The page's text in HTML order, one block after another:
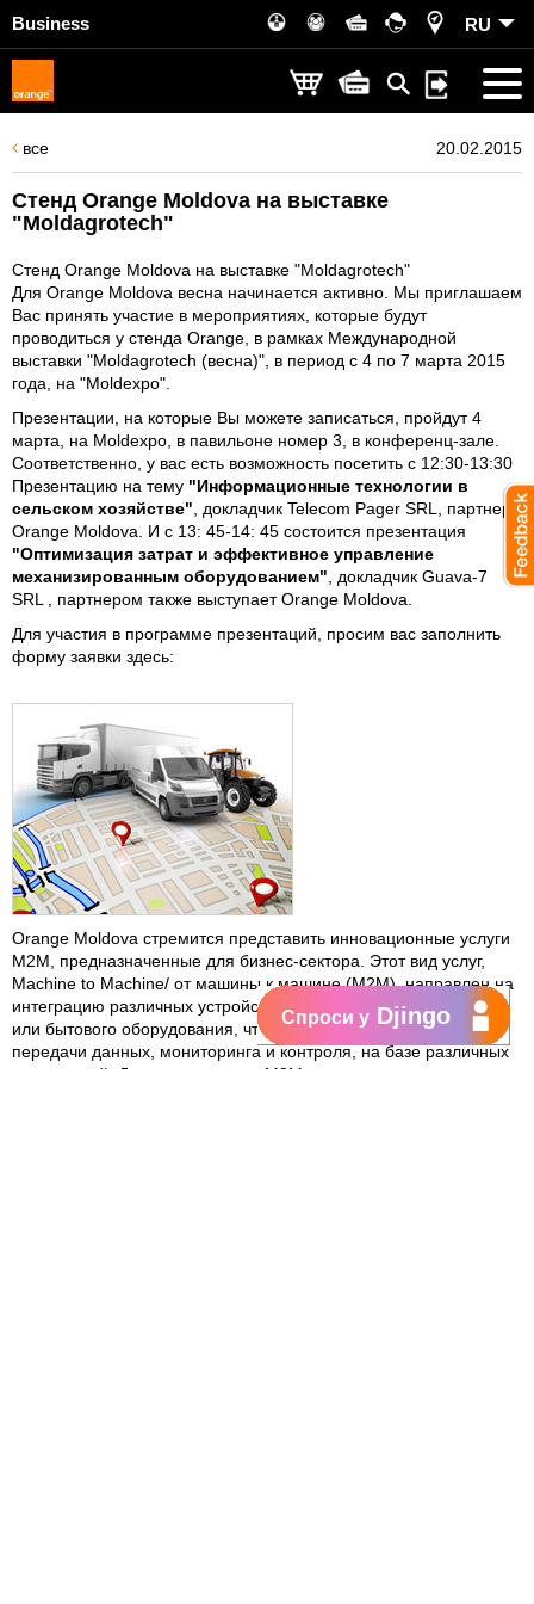
Business RU
все 20.02.2015
Стенд Orange Moldova на выставке
"Moldagrotech"
Стенд Orange Moldova на выставке "Moldagrotech"
Для Orange Moldova весна начинается активно. Мы приглашаем
Вас принять участие в мероприятиях, которые будут
проводиться у стенда Orange, в рамках Международной
выставки "Moldagrotech (весна)", в период с 4 по 7 марта 2015
года, на "Moldexpo".
Презентации, на которые Вы можете записаться, пройдут 4
марта, на Moldexpo, в павильоне номер 3, в конференц-зале.
Соответственно, у вас есть возможность посетить с 12:30-13:30
Презентацию на тему "Информационные технологии в
сельском хозяйстве" , докладчик Telecom Pager SRL, партнер
Orange Moldova. И с 13: 45-14: 45 состоится презентация
"Оптимизация затрат и эффективное управление
механизированным оборудованием" , докладчик Guava-7
SRL , партнером также выступает Orange Moldova.
Для участия в программе презентаций, просим вас заполнить
форму заявки здесь:
Orange Moldova стремится представить инновационные услуги
M2M, предназначенные для бизнес-сектора. Этот вид услуг,
Machine to Machine/ от машины к машине (M2M), направлен на
интеграцию различных устройств, датчиков и промышленного
или бытового оборудования, чтобы автоматизировать процесс
передачи данных, мониторинга и контроля, на базе различных
приложений. Другими словами, М2М-решения внедряются для
Спроси у Djingo